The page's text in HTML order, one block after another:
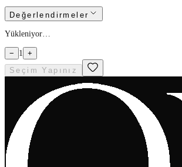
Değerlendirmeler
Yükleniyor…
− 1 +
Seçim Yapınız